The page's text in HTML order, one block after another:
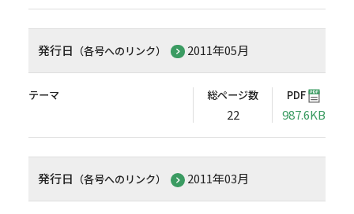
発行日 （各号へのリンク） 2011年05月
テーマ 総ページ数
22
PDF
987.6KB
発行日 （各号へのリンク） 2011年03月